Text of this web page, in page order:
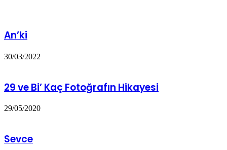
An’ki
30/03/2022
29 ve Bi’ Kaç Fotoğrafın Hikayesi
29/05/2020
Sevce